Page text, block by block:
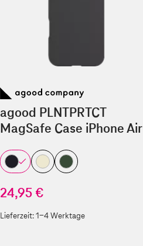
agood PLNTPRTCT
MagSafe Case iPhone Air
24,95 €
Lieferzeit:1-4 Werktage